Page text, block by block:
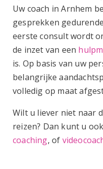
Uw coach in Arnhem
gesprekken
eerste consult wordt
de inzet van een
is. Op basis van uw
belangrijke
volledig op maat
Wilt u liever niet naar
reizen? Dan kunt u
coaching, of